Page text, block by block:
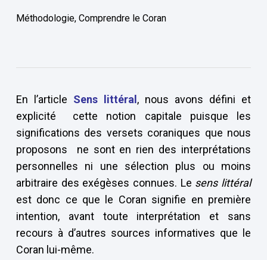
Méthodologie, Comprendre le Coran
En l’article Sens littéral , nous avons défini et
explicité cette notion capitale puisque les
significations des versets coraniques que nous
proposons ne sont en rien des interprétations
personnelles ni une sélection plus ou moins
arbitraire des exégèses connues. Le sens littéral
est donc ce que le Coran signifie en première
intention, avant toute interprétation et sans
recours à d’autres sources informatives que le
Coran lui-même.